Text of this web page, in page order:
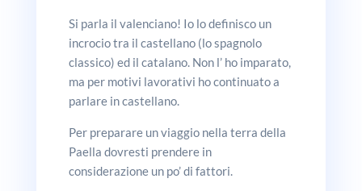
Si parla il valenciano! Io lo definisco un
incrocio tra il castellano (lo spagnolo
classico) ed il catalano. Non l’ ho imparato,
ma per motivi lavorativi ho continuato a
parlare in castellano.
Per preparare un viaggio nella terra della
Paella dovresti prendere in
considerazione un po’ di fattori.